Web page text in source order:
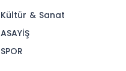
Kültür & Sanat
ASAYİŞ
SPOR